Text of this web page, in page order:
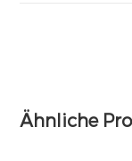
Ähnliche